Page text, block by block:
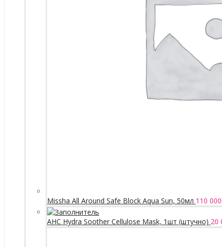
Missha All Around Safe Block Aqua Sun, 50мл 110 000
AHC Hydra Soother Cellulose Mask, 1шт (штучно) 20